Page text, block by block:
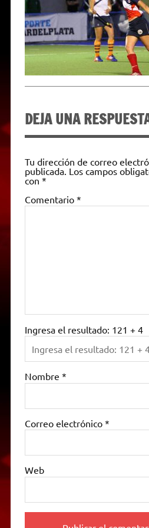
p
k
e
r
k
i
e
n
d
l
y
DEJA UNA
Tu dirección de correo
publicada. Los campos
con *
Comentario *
Ingresa el resultado: 121 + 4
Nombre *
Correo electrónico *
Web